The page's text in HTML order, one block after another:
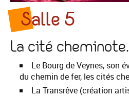
Salle 5
La cité
Le Bourg de Veynes, son
du chemin de fer, les cités
La Transrêve (création